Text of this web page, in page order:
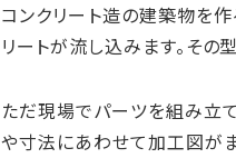
コンクリート造の建築物を
リートが流し込みます。その
ただ現場でパーツを組み立
や寸法にあわせて加工図が